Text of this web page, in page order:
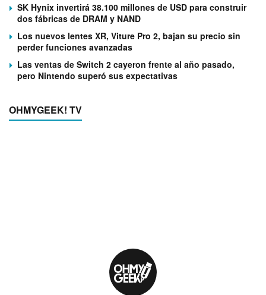
SK Hynix invertirá 38.100 millones de USD para construir
dos fábricas de DRAM y NAND
Los nuevos lentes XR, Viture Pro 2, bajan su precio sin
perder funciones avanzadas
Las ventas de Switch 2 cayeron frente al año pasado,
pero Nintendo superó sus expectativas
OHMYGEEK! TV